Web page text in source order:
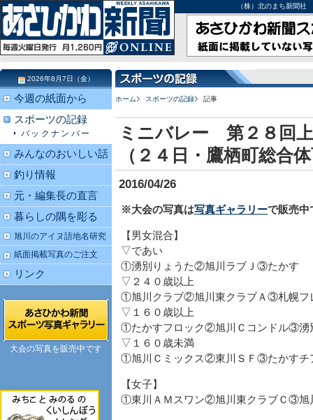
（株）北のまち新聞
ホーム スポーツの記録 記事
ミニバレー 第２８回
（２４日・鷹栖町総合
2016/04/26
※大会の写真は写真ギャラリーで販売中
【男女混合】
▽であい
①湧別りょうた②旭川ラブＪ③たかす
▽２４０歳以上
①旭川クラブ②旭川東クラブＡ③札幌フ
▽１６０歳以上
①たかすフロック②旭川Ｃコンドル③湧
▽１６０歳未満
①旭川Ｃミックス②東川ＳＦ③たかすチ
【女子】
①東川ＡＭスワン②旭川東クラブＣ③旭
2026年8月7日（金）
今週の紙面から
スポーツの記録
バックナンバー
みんなのおいしい話
釣り情報
元・編集長の直言
暮らしの隅を彫る
旭川のアイヌ語地名研究
紙面掲載写真のご注文
リンク
大会の写真を販売中です